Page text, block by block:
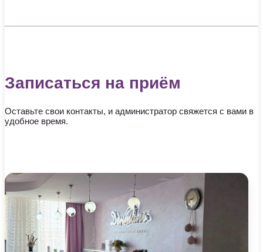
Записаться на приём
Оставьте свои контакты, и администратор свяжется с вами в
удобное время.